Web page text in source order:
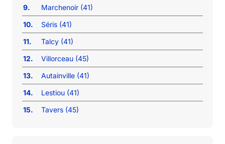
9.
Marchenoir (41)
10.
Séris (41)
11.
Talcy (41)
12.
Villorceau (45)
13.
Autainville (41)
14.
Lestiou (41)
15.
Tavers (45)